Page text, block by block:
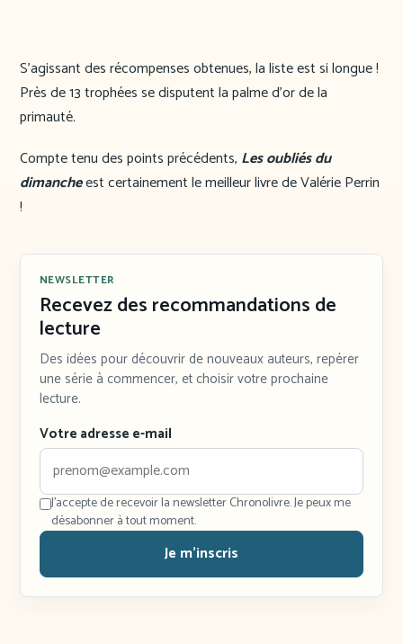
S’agissant des récompenses obtenues, la liste est si longue !
Près de 13 trophées se disputent la palme d’or de la
primauté.
Compte tenu des points précédents, Les oubliés du
dimancheest certainement le meilleur livre de Valérie Perrin
!
NEWSLETTER
Recevez des recommandations de
lecture
Des idées pour découvrir de nouveaux auteurs, repérer
une série à commencer, et choisir votre prochaine
lecture.
Votre adresse e-mail
J'accepte de recevoir la newsletter Chronolivre. Je peux me
désabonner à tout moment.